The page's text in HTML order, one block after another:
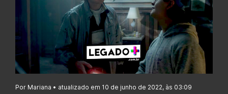
Por Mariana • atualizado em 10 de junho de 2022, às 03:09